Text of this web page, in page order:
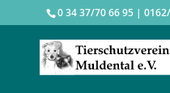
0 34 37/70 66 95 |